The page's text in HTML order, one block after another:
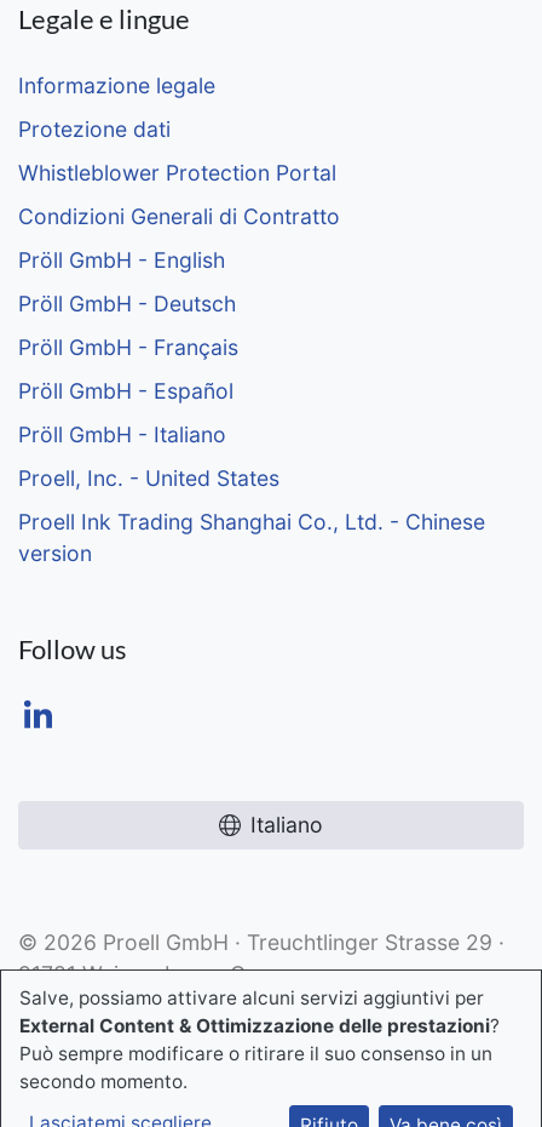
Legale e lingue
Informazione legale
Protezione dati
Whistleblower Protection Portal
Condizioni Generali di Contratto
Pröll GmbH - English
Pröll GmbH - Deutsch
Pröll GmbH - Français
Pröll GmbH - Español
Pröll GmbH - Italiano
Proell, Inc. - United States
Proell Ink Trading Shanghai Co., Ltd. - Chinese
version
Follow us
Italiano
© 2026 Proell GmbH · Treuchtlinger Strasse 29 ·
91781 Weissenburg · Germany
Salve, possiamo attivare alcuni servizi aggiuntivi per
External Content & Ottimizzazione delle prestazioni?
Può sempre modificare o ritirare il suo consenso in un
secondo momento.